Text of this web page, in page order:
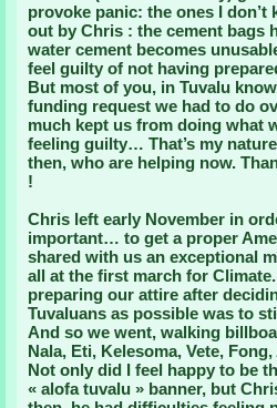
provoke panic: the ones I
out by Chris : the cement bags
water cement becomes
feel guilty of not having
But most of you, in Tuvalu
funding request we had to do
much kept us from doing what
feeling guilty… That’s my
then, who are helping now.
!
Chris left early November in
important… to get a proper
shared with us an exceptional
all at the first march for
preparing our attire after
Tuvaluans as possible was to
And so we went, walking
Nala, Eti, Kelesoma, Vete,
Not only did I feel happy to be
« alofa tuvalu » banner, but